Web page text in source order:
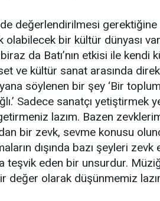
değerlendirilmesi gerektiğine
olabilecek bir kültür dünyası
da Batı’nın etkisi ile
ve kültür sanat arasında
söylenen bir şey ‘Bir
Sadece sanatçı yetiştirmek
lazım. Bazen
bir zevk, sevme konusu
dışında bazı şeyleri
teşvik eden bir unsurdur.
değer olarak düşünmemiz